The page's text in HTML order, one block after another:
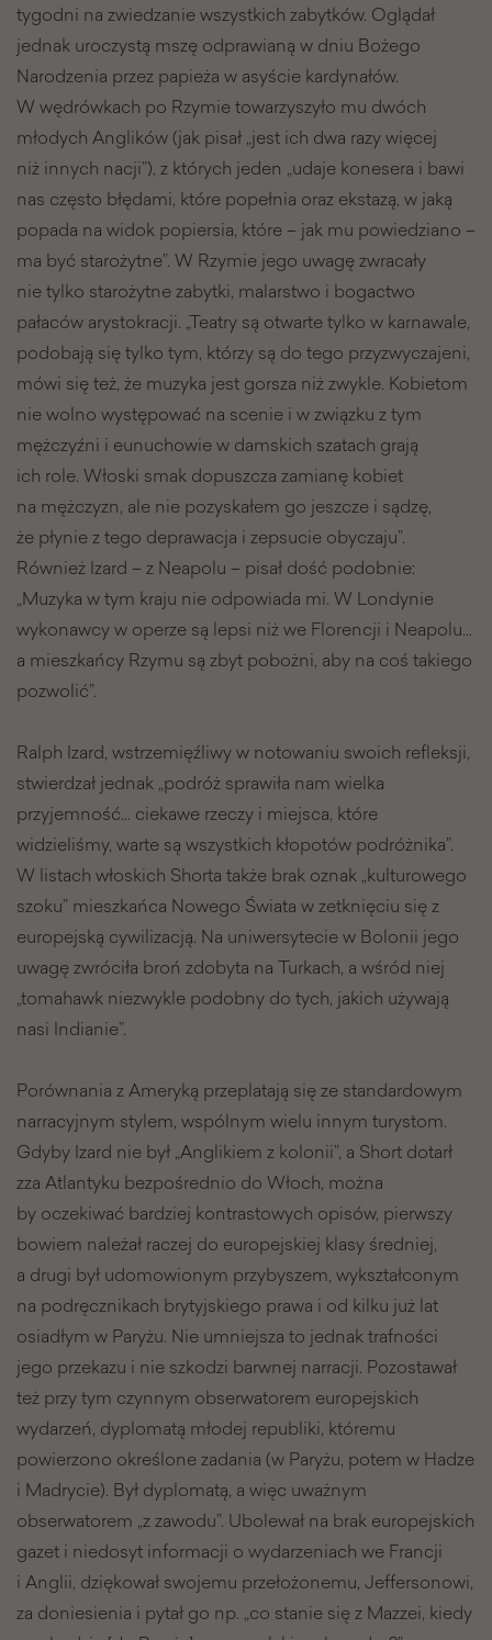
tygodni na zwiedzanie wszystkich zabytków. Oglądał
jednak uroczystą mszę odprawianą w dniu Bożego
Narodzenia przez papieża w asyście kardynałów.
W wędrówkach po Rzymie towarzyszyło mu dwóch
młodych Anglików (jak pisał „jest ich dwa razy więcej
niż innych nacji”), z których jeden „udaje konesera i bawi
nas często błędami, które popełnia oraz ekstazą, w jaką
popada na widok popiersia, które – jak mu powiedziano –
ma być starożytne”. W Rzymie jego uwagę zwracały
nie tylko starożytne zabytki, malarstwo i bogactwo
pałaców arystokracji. „Teatry są otwarte tylko w karnawale,
podobają się tylko tym, którzy są do tego przyzwyczajeni,
mówi się też, że muzyka jest gorsza niż zwykle. Kobietom
nie wolno występować na scenie i w związku z tym
mężczyźni i eunuchowie w damskich szatach grają
ich role. Włoski smak dopuszcza zamianę kobiet
na mężczyzn, ale nie pozyskałem go jeszcze i sądzę,
że płynie z tego deprawacja i zepsucie obyczaju”.
Również Izard – z Neapolu – pisał dość podobnie:
„Muzyka w tym kraju nie odpowiada mi. W Londynie
wykonawcy w operze są lepsi niż we Florencji i Neapolu…
a mieszkańcy Rzymu są zbyt pobożni, aby na coś takiego
pozwolić”.
Ralph Izard, wstrzemięźliwy w notowaniu swoich refleksji,
stwierdzał jednak „podróż sprawiła nam wielka
przyjemność… ciekawe rzeczy i miejsca, które
widzieliśmy, warte są wszystkich kłopotów podróżnika”.
W listach włoskich Shorta także brak oznak „kulturowego
szoku” mieszkańca Nowego Świata w zetknięciu się z
europejską cywilizacją. Na uniwersytecie w Bolonii jego
uwagę zwróciła broń zdobyta na Turkach, a wśród niej
„tomahawk niezwykle podobny do tych, jakich używają
nasi Indianie”.
Porównania z Ameryką przeplatają się ze standardowym
narracyjnym stylem, wspólnym wielu innym turystom.
Gdyby Izard nie był „Anglikiem z kolonii”, a Short dotarł
zza Atlantyku bezpośrednio do Włoch, można
by oczekiwać bardziej kontrastowych opisów, pierwszy
bowiem należał raczej do europejskiej klasy średniej,
a drugi był udomowionym przybyszem, wykształconym
na podręcznikach brytyjskiego prawa i od kilku już lat
osiadłym w Paryżu. Nie umniejsza to jednak trafności
jego przekazu i nie szkodzi barwnej narracji. Pozostawał
też przy tym czynnym obserwatorem europejskich
wydarzeń, dyplomatą młodej republiki, któremu
powierzono określone zadania (w Paryżu, potem w Hadze
i Madrycie). Był dyplomatą, a więc uważnym
obserwatorem „z zawodu”. Ubolewał na brak europejskich
gazet i niedosyt informacji o wydarzeniach we Francji
i Anglii, dziękował swojemu przełożonemu, Jeffersonowi,
za doniesienia i pytał go np. „co stanie się z Mazzei, kiedy